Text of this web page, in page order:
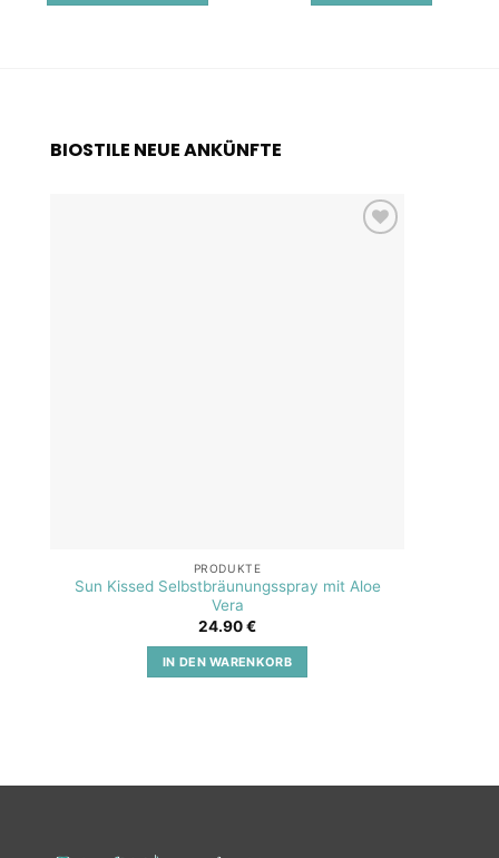
BIOSTILE NEUE ANKÜNFTE
PRODUKTE
Sun Kissed Selbstbräunungsspray mit Aloe
Vera
24.90€
IN DEN WARENKORB